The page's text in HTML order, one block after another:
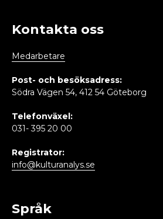
Kontakta oss
Medarbetare
Post- och besöksadress:
Södra Vägen 54, 412 54 Göteborg
Telefonväxel:
031- 395 20 00
Registrator:
info@kulturanalys.se
Språk